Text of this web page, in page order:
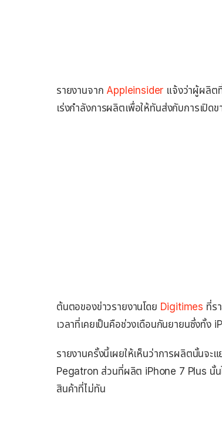
รายงานจาก Appleinsider แจ้งว่าผู้ผลิต
เร่งกำลังการผลิตเพื่อให้ทันส่งกับการเปิ
ต้นตอของข่าวรายงานโดย Digitimes ที่ร
เวลาที่เคยเป็นคือช่วงเดือนกันยายนซึ่งทั้
รายงานครั้งนี้เผยให้เห็นว่าการผลิตนั้นจ
Pegatron ส่วนที่ผลิต iPhone 7 Plus นั้
สินค้าที่ไม่ทัน